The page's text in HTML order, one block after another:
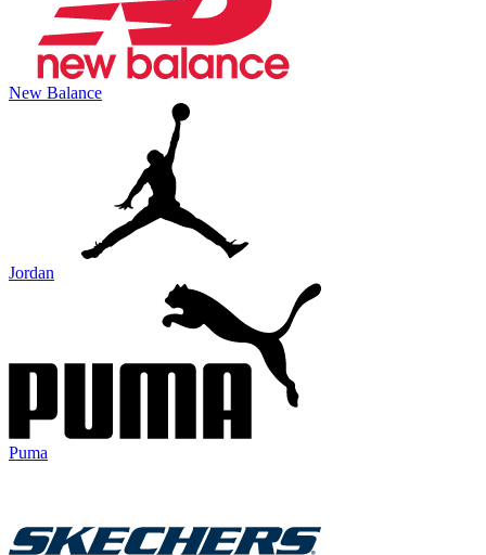
New Balance
Jordan
Puma